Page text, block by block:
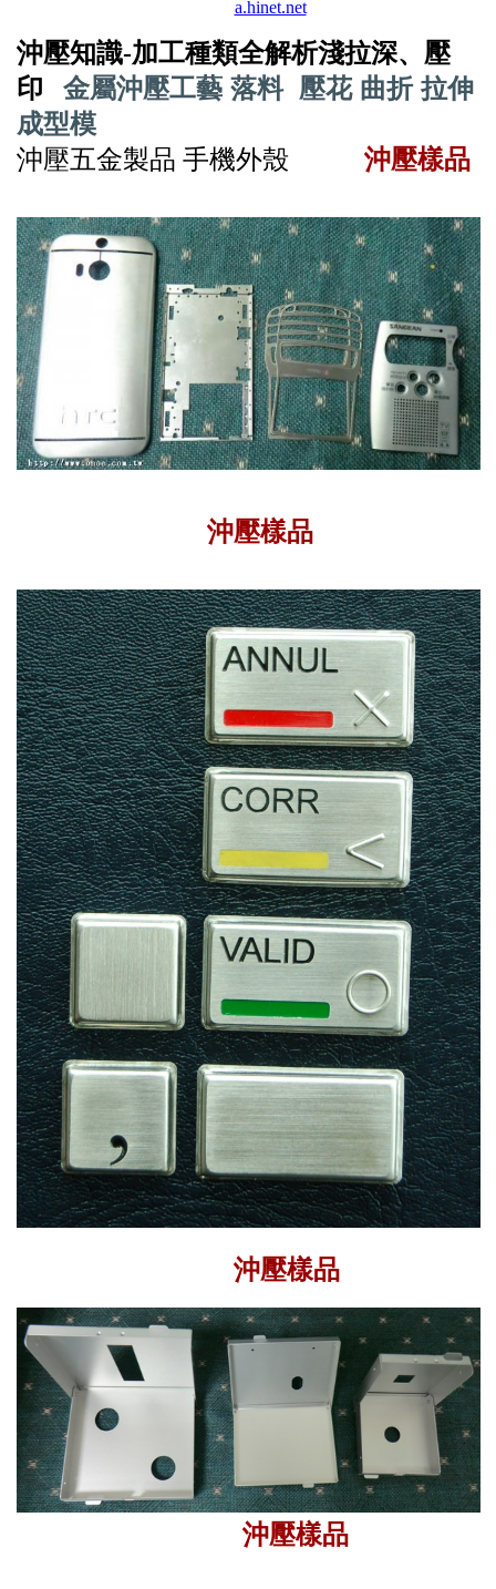
a.hinet.net
沖壓知識-加工種類全解析淺拉深、壓
印
金屬沖壓工藝 落料 壓花 曲折 拉伸
成型模
沖壓五金製品 手機外殼 沖壓樣品
沖壓樣品
沖壓樣品
沖壓樣品